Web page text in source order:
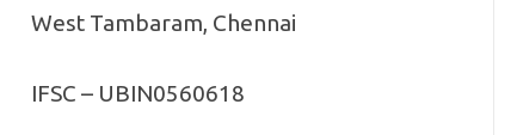
West Tambaram, Chennai
IFSC – UBIN0560618